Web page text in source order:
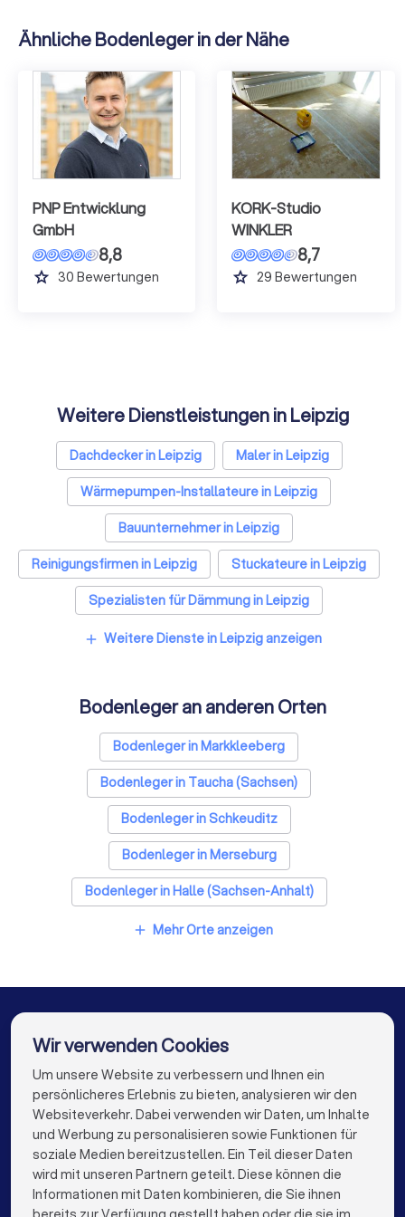
Ähnliche Bodenleger in der Nähe
PNP Entwicklung
GmbH
8,8
grade 30 Bewertungen
KORK-Studio
WINKLER
8,7
grade 29 Bewertungen
Weitere Dienstleistungen in Leipzig
Dachdecker in Leipzig
Maler in Leipzig
Wärmepumpen-Installateure in Leipzig
Bauunternehmer in Leipzig
Reinigungsfirmen in Leipzig
Stuckateure in Leipzig
Spezialisten für Dämmung in Leipzig
Umzugsunternehmen in Leipzig
Sicherheitstechniker in Leipzig
Trockenbauer in Leipzig
Sanitärinstallateure in Leipzig
Fliesenleger in Leipzig
Fensterbauer in Leipzig
add Weitere Dienste in Leipzig anzeigen
Bodenleger an anderen Orten
Bodenleger in Markkleeberg
Bodenleger in Taucha (Sachsen)
Bodenleger in Schkeuditz
Bodenleger in Merseburg
Bodenleger in Halle (Sachsen-Anhalt)
Bodenleger in Berlin
Bodenleger in Hamburg
Bodenleger in Stuttgart
Bodenleger in Düsseldorf
Bodenleger in Dortmund
Bodenleger in Essen
Bodenleger in Bremen
Bodenleger in Nürnberg
Bodenleger in Dresden
Bodenleger in Hannover
add Mehr Orte anzeigen
Die besten Unternehmen für Sie
info@trustlocal.de
Wir verwenden Cookies
Um unsere Website zu verbessern und Ihnen ein
persönlicheres Erlebnis zu bieten, analysieren wir den
Websiteverkehr. Dabei verwenden wir Daten, um Inhalte
und Werbung zu personalisieren sowie Funktionen für
soziale Medien bereitzustellen. Ein Teil dieser Daten
wird mit unseren Partnern geteilt. Diese können die
Informationen mit Daten kombinieren, die Sie ihnen